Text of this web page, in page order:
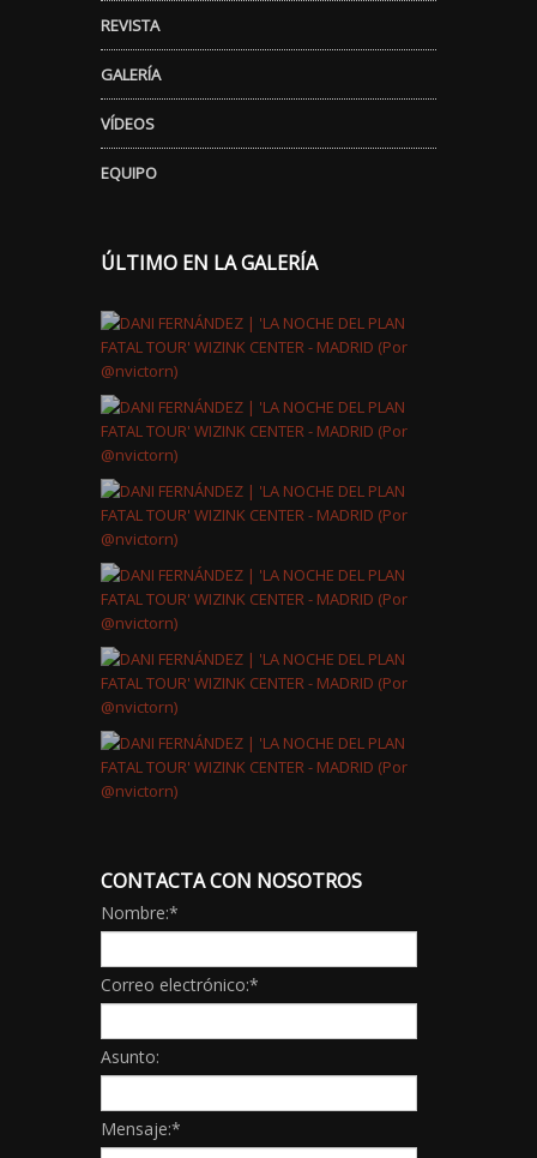
REVISTA
GALERÍA
VÍDEOS
EQUIPO
ÚLTIMO EN LA GALERÍA
CONTACTA CON NOSOTROS
Nombre:*
Correo electrónico:*
Asunto:
Mensaje:*